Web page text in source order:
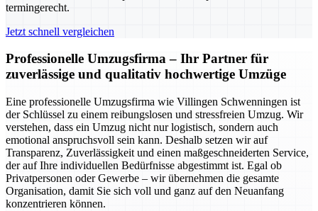
termingerecht.
Jetzt schnell vergleichen
Professionelle Umzugsfirma – Ihr Partner für
zuverlässige und qualitativ hochwertige Umzüge
Eine professionelle Umzugsfirma wie Villingen Schwenningen ist
der Schlüssel zu einem reibungslosen und stressfreien Umzug. Wir
verstehen, dass ein Umzug nicht nur logistisch, sondern auch
emotional anspruchsvoll sein kann. Deshalb setzen wir auf
Transparenz, Zuverlässigkeit und einen maßgeschneiderten Service,
der auf Ihre individuellen Bedürfnisse abgestimmt ist. Egal ob
Privatpersonen oder Gewerbe – wir übernehmen die gesamte
Organisation, damit Sie sich voll und ganz auf den Neuanfang
konzentrieren können.